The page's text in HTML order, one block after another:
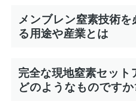
メンブレン窒素技術を
る用途や産業とは
完全な現地窒素セット
どのようなものですか